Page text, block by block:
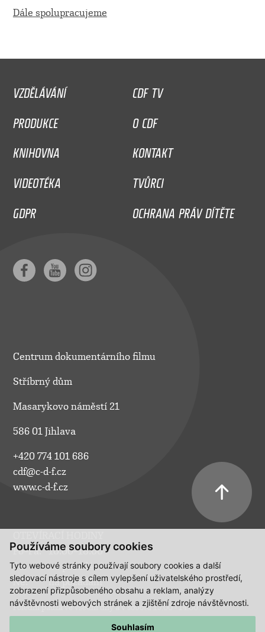
Používáme soubory cookies
Tyto webové stránky používají soubory cookies a další
sledovací nástroje s cílem vylepšení uživatelského prostředí,
zobrazení přizpůsobeného obsahu a reklam, analýzy
návštěvnosti webových stránek a zjištění zdroje návštěvnosti.
Souhlasím
Dále spolupracujeme
VZDĚLÁVÁNÍ
CDF TV
PRODUKCE
O CDF
KNIHOVNA
KONTAKT
VIDEOTÉKA
TVŮRCI
GDPR
OCHRANA PRÁV DÍTĚTE
Centrum dokumentárního filmu
Stříbrný dům
Masarykovo náměstí 21
586 01 Jihlava
+420 774 101 686
cdf@c-d-f.cz
www.c-d-f.cz
Po–Pá:
10.00–18.00
So:
na požádání
Ne:
na požádání
Polední pauza ve všední dny a v sobotu 13:00 - 14:00.